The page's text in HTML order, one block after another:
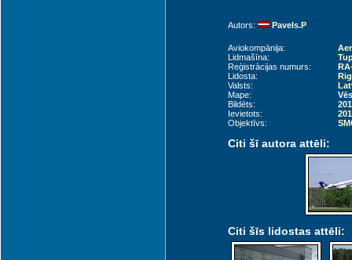
Autors: Pavels.P
Aviokompānija:
Lidmašīna:
Reģistrācijas numurs:
Lidosta:
Valsts:
Mape:
Bildēts:
Ievietots:
Objektīvs:
Citi šī autora attēli:
Citi šīs lidostas attēli: